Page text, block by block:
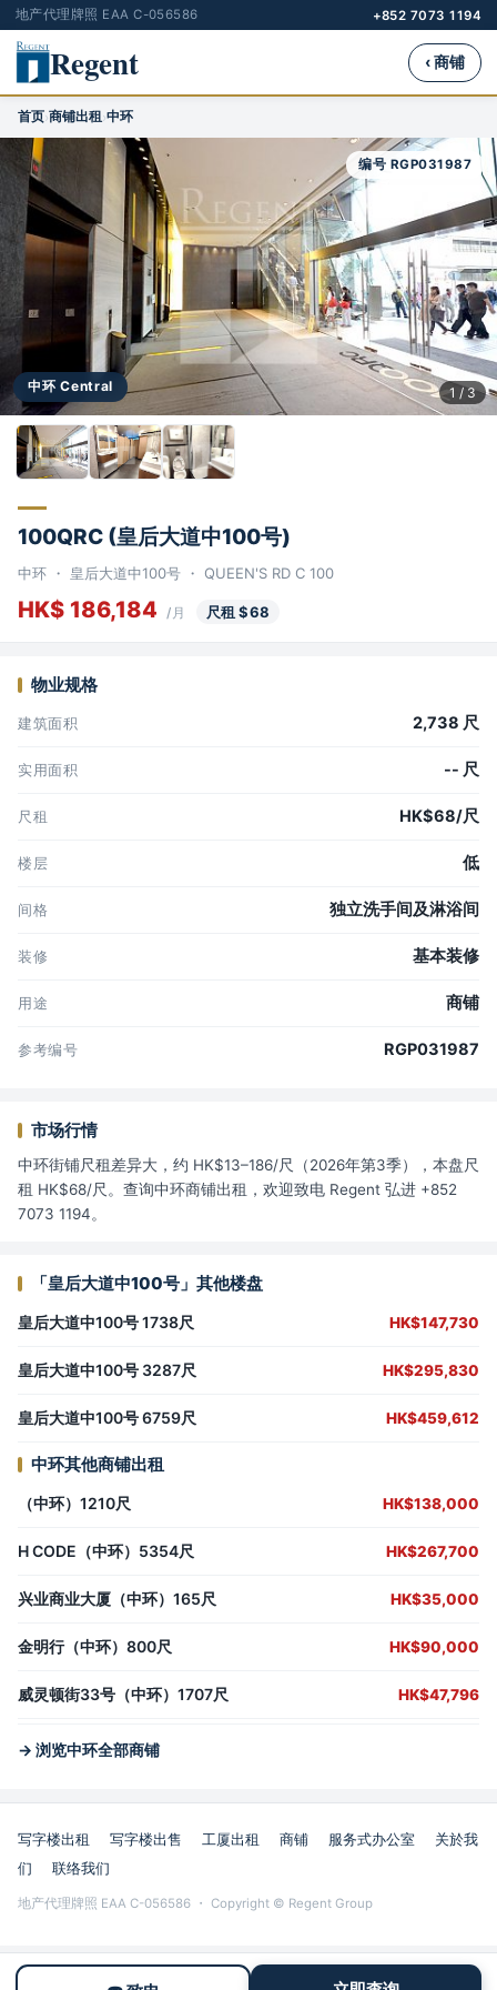
地产代理牌照 EAA C-056586 +852 7073 1194
Regent ‹ 商铺
首页›商铺出租›中环
中环 Central
编号 RGP031987
1 / 3
100QRC (皇后大道中100号)
中环 ・ 皇后大道中100号 ・ QUEEN'S RD C 100
HK$ 186,184 /月 尺租 $68
物业规格
建筑面积 2,738 尺
实用面积 -- 尺
尺租 HK$68/尺
楼层 低
间格 独立洗手间及淋浴间
装修 基本装修
用途 商铺
参考编号 RGP031987
市场行情
中环街铺尺租差异大，约 HK$13–186/尺（2026年第3季），本盘尺
租 HK$68/尺。查询中环商铺出租，欢迎致电 Regent 弘进 +852
7073 1194。
「皇后大道中100号」其他楼盘
皇后大道中100号 1738尺 HK$147,730
皇后大道中100号 3287尺 HK$295,830
皇后大道中100号 6759尺 HK$459,612
中环其他商铺出租
（中环）1210尺 HK$138,000
H CODE（中环）5354尺 HK$267,700
兴业商业大厦（中环）165尺 HK$35,000
金明行（中环）800尺 HK$90,000
威灵顿街33号（中环）1707尺 HK$47,796
→ 浏览中环全部商铺
写字楼出租 写字楼出售 工厦出租 商铺 服务式办公室
关於我
们
联络我们
地产代理牌照 EAA C-056586 ・ Copyright © Regent Group